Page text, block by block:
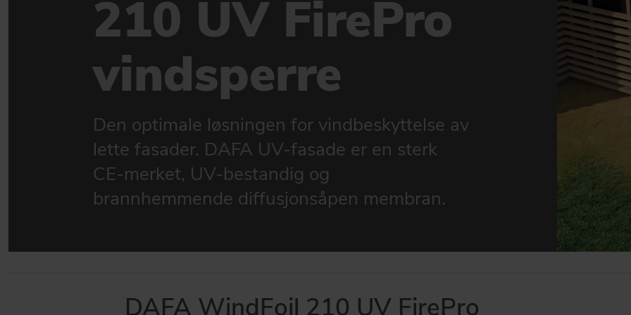
210 UV FirePro
vindsperre
Den optimale løsningen for vindbeskyttelse av
lette fasader. DAFA UV-fasade er en sterk
CE-merket, UV-bestandig og
brannhemmende diffusjonsåpen membran.
DAFA WindFoil 210 UV FirePro
Produkter for fasader
BYGG- OG ANLEGGSBRANSJEN
Sterk produktmatch for bygg- og anleggsbransjen